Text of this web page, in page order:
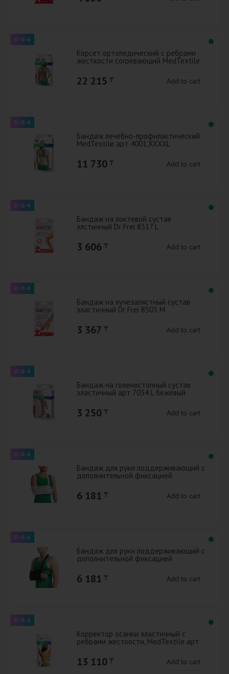
0-0-4
Корсет ортопедический с ребрами
жесткости согревающий MedTextile
22 215 ₸ Add to cart
0-0-4
Бандаж лечебно-профилактический
МеdTextile арт 4001,XXXXL
11 730 ₸ Add to cart
0-0-4
Бандаж на локтевой сустав
элстичный Dr Frei 8317 L
3 606 ₸ Add to cart
0-0-4
Бандаж на лучезапястный сустав
эластичный Dr Frei 8503 М
3 367 ₸ Add to cart
0-0-4
Бандаж на голеностопный сустав
эластичный арт 7034 L бежевый
3 250 ₸ Add to cart
0-0-4
Бандаж для руки поддерживающий с
дополнительной фиксацией
6 181 ₸ Add to cart
0-0-4
Бандаж для руки поддерживающий с
дополнительной фиксацией
6 181 ₸ Add to cart
0-0-4
Корректор осанки эластичный с
ребрами жесткости, МеdTextile арт
13 110 ₸ Add to cart